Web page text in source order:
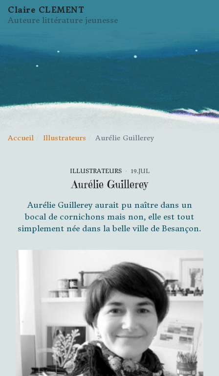
Claire CLEMENT
Auteure littérature jeunesse
Accueil Illustrateurs Aurélie Guillerey
ILLUSTRATEURS 19.JUL
Aurélie Guillerey
Aurélie Guillerey aurait pu naître dans un
bocal de cornichons mais non, elle est tout
simplement née dans la belle ville de Besançon.